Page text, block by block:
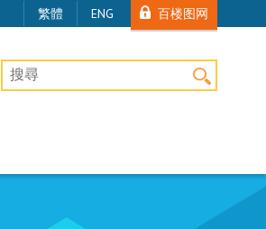
繁體 ENG 百楼图网
桌上版网站搜寻